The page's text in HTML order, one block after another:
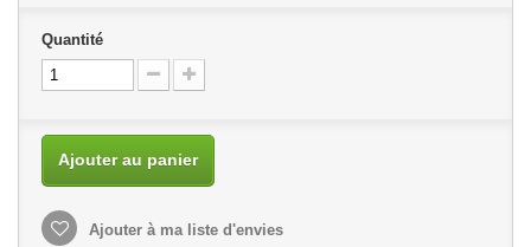
Quantité
Ajouter au panier
Ajouter à ma liste d'envies